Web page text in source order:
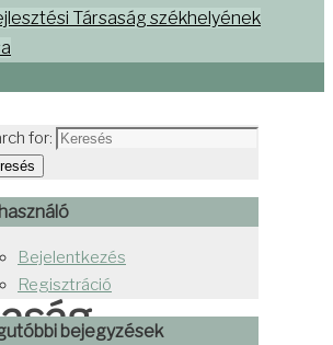
Társaság székhelyének
for:
Bejelentkezés
Regisztráció
bejegyzések